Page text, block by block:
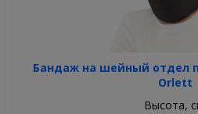
Бандаж на шейный отдел
Orlett
Высота,